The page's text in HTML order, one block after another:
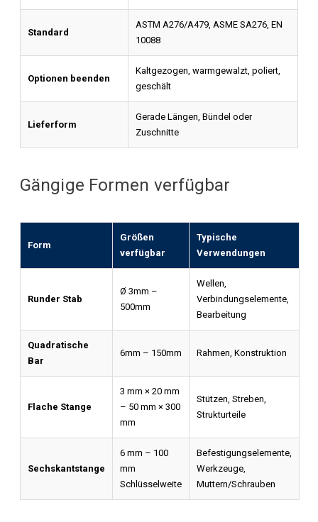
Standard
ASTM A276/A479, ASME SA276, EN
10088
Optionen beenden
Kaltgezogen, warmgewalzt, poliert,
geschält
Lieferform
Gerade Längen, Bündel oder
Zuschnitte
Gängige Formen verfügbar
Form
Größen
verfügbar
Typische
Verwendungen
Runder Stab
Ø 3mm –
500mm
Wellen,
Verbindungselemente,
Bearbeitung
Quadratische
Bar
6mm – 150mm Rahmen, Konstruktion
Flache Stange
3 mm × 20 mm
– 50 mm × 300
mm
Stützen, Streben,
Strukturteile
Sechskantstange
6 mm – 100
mm
Schlüsselweite
Befestigungselemente,
Werkzeuge,
Muttern/Schrauben